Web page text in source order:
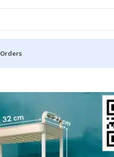
Orders